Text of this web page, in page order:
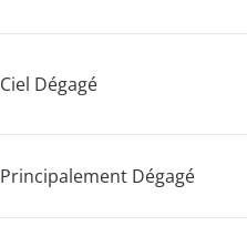
Ciel Dégagé
Principalement Dégagé